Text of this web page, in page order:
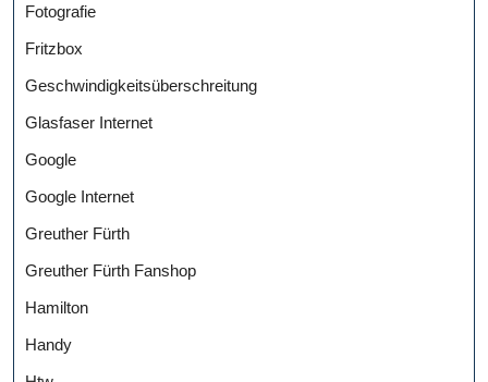
Fotografie
Fritzbox
Geschwindigkeitsüberschreitung
Glasfaser Internet
Google
Google Internet
Greuther Fürth
Greuther Fürth Fanshop
Hamilton
Handy